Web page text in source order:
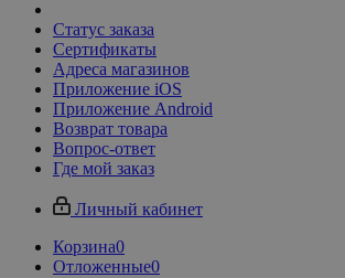
Статус заказа
Сертификаты
Адреса магазинов
Приложение iOS
Приложение Android
Возврат товара
Вопрос-ответ
Где мой заказ
Личный кабинет
Корзина0
Отложенные0